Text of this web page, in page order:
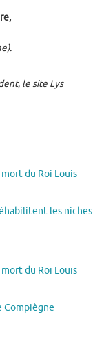
le site Lys
du Roi Louis
les niches
du Roi Louis
Compiègne